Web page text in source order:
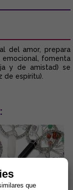
del amor, prepara
fomenta
y de amistad) se
de espíritu).
que